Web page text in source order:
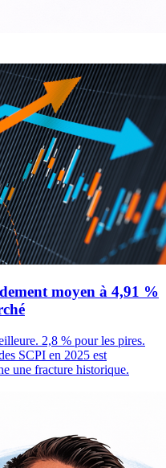
moyen à 4,91 %
2,8 % pour les pires.
SCPI en 2025 est
une fracture historique.